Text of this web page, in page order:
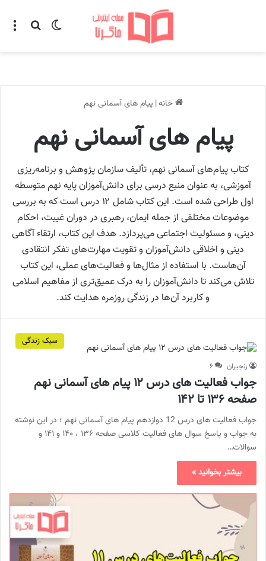
تغییر پوسته
خانه| پیام های آسمانی نهم
پیام های آسمانی نهم
کتاب پیام‌های آسمانی نهم، تألیف سازمان پژوهش و برنامه‌ریزی
آموزشی، به عنوان منبع درسی برای دانش‌آموزان پایه نهم متوسطه
اول طراحی شده است. این کتاب شامل ۱۲ درس است که به بررسی
موضوعات مختلفی از جمله ایمان، رهبری در دوران غیبت، احکام
دینی، و مسئولیت اجتماعی می‌پردازد. هدف این کتاب، ارتقاء آگاهی
دینی و اخلاقی دانش‌آموزان و تقویت مهارت‌های تفکر انتقادی
آن‌هاست. با استفاده از مثال‌ها و فعالیت‌های عملی، این کتاب
تلاش می‌کند تا دانش‌آموزان را به درک عمیق‌تری از مفاهیم اسلامی
و کاربرد آن‌ها در زندگی روزمره هدایت کند.
سبک زندگی
زنجیران ۶
جواب فعالیت های درس ۱۲ پیام های آسمانی نهم
صفحه ۱۳۶ تا ۱۴۲
جواب فعالیت های درس 12 دوازدهم پیام های آسمانی نهم ؛ در این نوشته
به جواب و پاسخ سوال های فعالیت کلاسی صفحه ۱۳۶ ، ۱۴۰ و ۱۴۱ و
سوالات…
بیشتر بخوانید »